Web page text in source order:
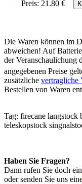
Preis: 21.80 €
Die Waren können im
abweichen! Auf
der Veranschaulichung
angegebenen Preise
zusätzliche vertragliche
Bestellen von Waren
Tag: firecane langstock
teleskopstock
Haben Sie Fragen?
Dann rufen Sie doch
oder senden Sie uns